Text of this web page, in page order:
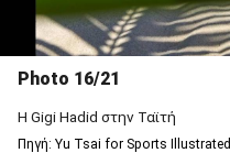
Photo 16/21
Η Gigi Hadid στην Ταϊτή
Πηγή: Υu Tsai for Sports Illustrated